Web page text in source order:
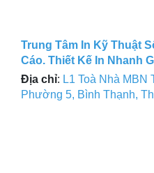
Trung Tâm In Kỹ Thuật
Cáo. Thiết Kế In Nhanh
Địa chỉ: L1 Toà Nhà MBN
Phường 5, Bình Thạnh,